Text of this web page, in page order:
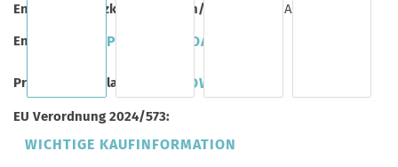
Energieeffizienzklasse (Kühlen/Heizen):
A++/A++
Energielabel:
PDF DOWNLOAD
Produktdatenblatt: PDF DOWNLOAD
EU Verordnung 2024/573:
WICHTIGE KAUFINFORMATION